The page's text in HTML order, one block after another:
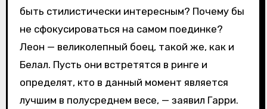
быть стилистически интересным? Почему бы
не сфокусироваться на самом поединке?
Леон — великолепный боец, такой же, как и
Белал. Пусть они встретятся в ринге и
определят, кто в данный момент является
лучшим в полусреднем весе, — заявил Гарри.